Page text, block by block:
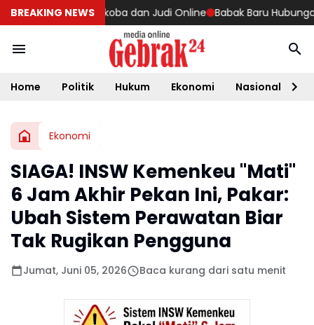
BREAKING NEWS
Jauhi Narkoba dan Judi Online Babak Baru Hubungan
Home Politik Hukum Ekonomi Nasional
Ekonomi
SIAGA! INSW Kemenkeu "Mati"
6 Jam Akhir Pekan Ini, Pakar:
Ubah Sistem Perawatan Biar
Tak Rugikan Pengguna
Jumat, Juni 05, 2026 Baca kurang dari satu menit